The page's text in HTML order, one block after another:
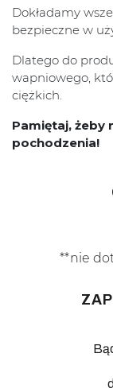
Dokładamy
bezpieczne w
Dlatego do
wapniowego,
ciężkich.
Pamiętaj, żeby
pochodzenia!
**nie